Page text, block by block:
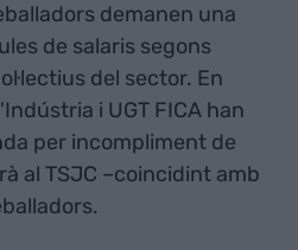
demanen una
de salaris segons
del sector. En
i UGT FICA han
per incompliment de
al TSJC –coincidint amb